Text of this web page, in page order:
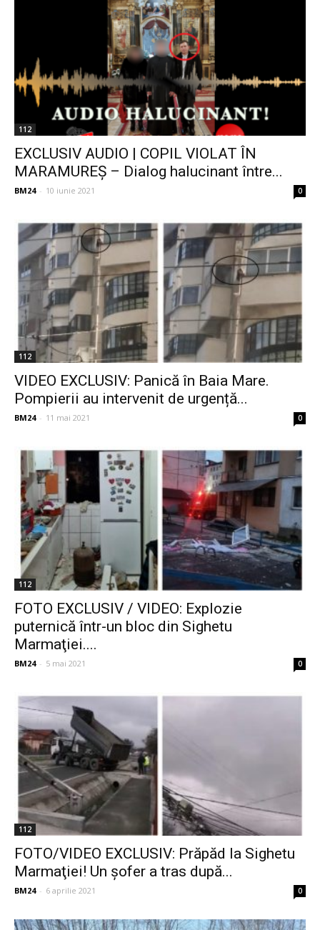
112
EXCLUSIV AUDIO | COPIL VIOLAT ÎN
MARAMUREȘ – Dialog halucinant între...
BM24 - 10 iunie 2021 0
112
VIDEO EXCLUSIV: Panică în Baia Mare.
Pompierii au intervenit de urgență...
BM24 - 11 mai 2021 0
112
FOTO EXCLUSIV / VIDEO: Explozie
puternică într-un bloc din Sighetu
Marmaţiei....
BM24 - 5 mai 2021 0
112
FOTO/VIDEO EXCLUSIV: Prăpăd la Sighetu
Marmaţiei! Un şofer a tras după...
BM24 - 6 aprilie 2021 0